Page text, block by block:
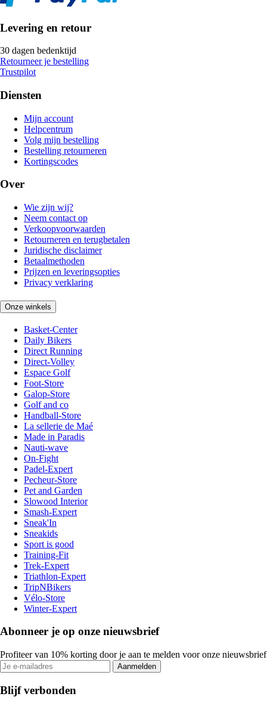
Levering en retour
30 dagen bedenktijd
Retourneer je bestelling
Trustpilot
Diensten
Mijn account
Helpcentrum
Volg mijn bestelling
Bestelling retourneren
Kortingscodes
Over
Wie zijn wij?
Neem contact op
Verkoopvoorwaarden
Retourneren en terugbetalen
Juridische disclaimer
Betaalmethoden
Prijzen en leveringsopties
Privacy verklaring
Onze winkels
Basket-Center
Daily Bikers
Direct Running
Direct-Volley
Espace Golf
Foot-Store
Galop-Store
Golf and co
Handball-Store
La sellerie de Maé
Made in Paradis
Nauti-wave
On-Fight
Padel-Expert
Pecheur-Store
Pet and Garden
Slowood Interior
Smash-Expert
Sneak'In
Sneakids
Sport is good
Training-Fit
Trek-Expert
Triathlon-Expert
TripNBikers
Vélo-Store
Winter-Expert
Abonneer je op onze nieuwsbrief
Profiteer van 10% korting door je aan te melden voor onze nieuwsbrief
Aanmelden
Blijf verbonden